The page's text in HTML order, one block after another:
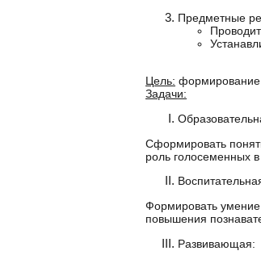
Предметные
Цель: формирование
Задачи:
Сформировать
роль голосеменных
Формировать умение
повышения
Развивающая: